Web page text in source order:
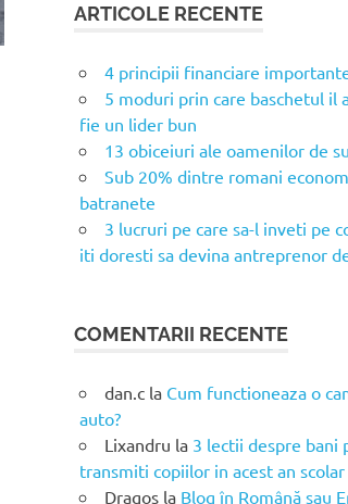
ARTICOLE RECENTE
4 principii financiare
5 moduri prin care baschetul il
fie un lider bun
13 obiceiuri ale oamenilor de
Sub 20% dintre romani
batranete
3 lucruri pe care sa-l inveti pe
iti doresti sa devina antreprenor
COMENTARII RECENTE
dan.c la Cum functioneaza o
auto?
Lixandru la 3 lectii despre bani
transmiti copiilor in acest an scolar
Dragoș la Blog în Română sau